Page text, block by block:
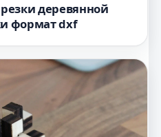
деревянной
формат dxf